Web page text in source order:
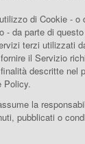
utilizzo di Cookie -
- da parte di
terzi utilizzati
il Servizio
descritte nel
Policy.
la
pubblicati o